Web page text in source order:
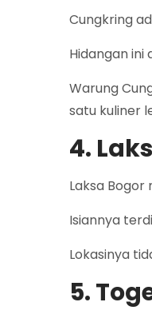
Cungkring
Hidangan ini
Warung
satu kuliner
4.
Laksa
Isiannya
Lokasinya
5.